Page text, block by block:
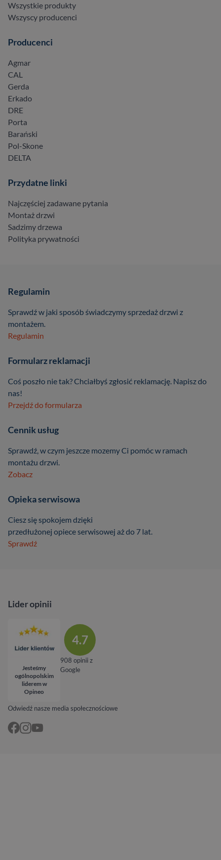
Wszystkie produkty
Wszyscy producenci
Producenci
Agmar
CAL
Gerda
Erkado
DRE
Porta
Barański
Pol-Skone
DELTA
Przydatne linki
Najczęściej zadawane pytania
Montaż drzwi
Sadzimy drzewa
Polityka prywatności
Regulamin
Sprawdź w jaki sposób świadczymy sprzedaż drzwi z
montażem.
Regulamin
Formularz reklamacji
Coś poszło nie tak? Chciałbyś zgłosić reklamację. Napisz do
nas!
Przejdź do formularza
Cennik usług
Sprawdź, w czym jeszcze mozemy Ci pomóc w ramach
montażu drzwi.
Zobacz
Opieka serwisowa
Ciesz się spokojem dzięki
przedłużonej opiece serwisowej aż do 7 lat.
Sprawdź
Odwiedź nasze media społecznościowe
Lider opinii
Jesteśmy
ogólnopolskim
liderem w
Opineo
4.7
908 opinii z
Google